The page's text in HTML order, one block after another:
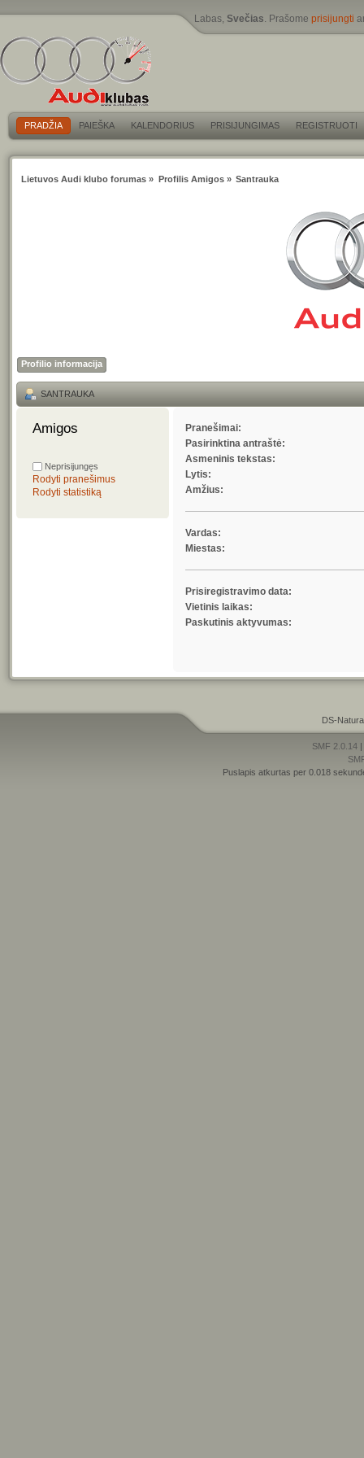
Labas, Svečias. Prašome prisijungti
PRADŽIA PAIEŠKA KALENDORIUS PRISIJUNGIMAS REGISTRUOTI
Lietuvos Audi klubo forumas » Profilis Amigos» Santrauka
Profilio informacija
SANTRAUKA
Amigos
Neprisijungęs
Rodyti pranešimus
Rodyti statistiką
Pranešimai:
Pasirinktina antraštė:
Asmeninis tekstas:
Lytis:
Amžius:
Vardas:
Miestas:
Prisiregistravimo data:
Vietinis laikas:
Paskutinis aktyvumas:
DS-
SMF 2.0.14|
Puslapis atkurtas per 0.018